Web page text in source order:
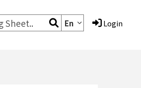
En Login